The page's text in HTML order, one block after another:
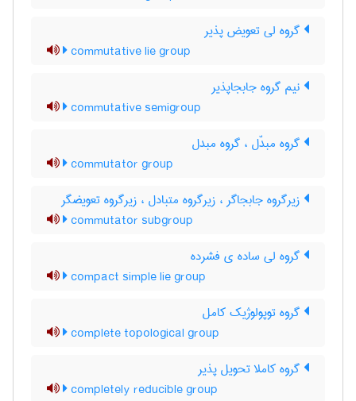
گروه لی تعویض پذیر
commutative lie group
نیم گروه جابجاپذیر
commutative semigroup
گروه مبدّل ، گروه مبدل
commutator group
زیرگروه جابجاگر ، زیرگروه متبادل ، زیرگروه تعویضگر
commutator subgroup
گروه لی ساده ی فشرده
compact simple lie group
گروه توپولوژیک کامل
complete topological group
گروه کاملا تحویل پذیر
completely reducible group